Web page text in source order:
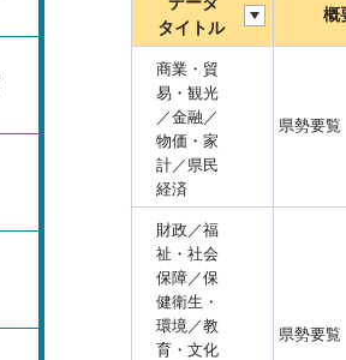
タイトル
概
商業・貿
易・観光
／金融／
物価・家
計／県民
経済
県勢要覧
財政／福
祉・社会
保障／保
健衛生・
環境／教
育・文化
県勢要覧